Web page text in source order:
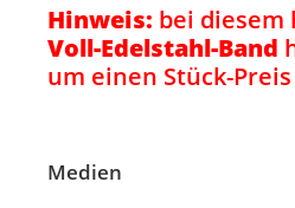
Hinweis: bei diesem
Voll-Edelstahl-Band
um einen Stück-Preis
Medien